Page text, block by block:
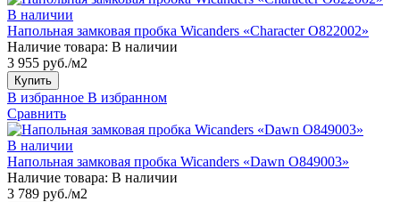
В наличии
Напольная замковая пробка Wicanders «Character O822002»
Наличие товара: В наличии
3 955 руб./м2
Купить
В избранное В избранном
Сравнить
В наличии
Напольная замковая пробка Wicanders «Dawn O849003»
Наличие товара: В наличии
3 789 руб./м2